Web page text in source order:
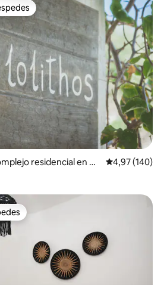
más destacados
residencial en Ad
Calificación
4,97 (140)